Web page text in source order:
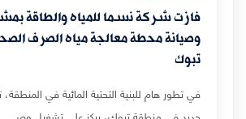
فازت شركة نسما للمياه والطاقة
وصيانة محطة معالجة مياه الصرف
تبوك
في تطور هام للبنية التحتية المائية في